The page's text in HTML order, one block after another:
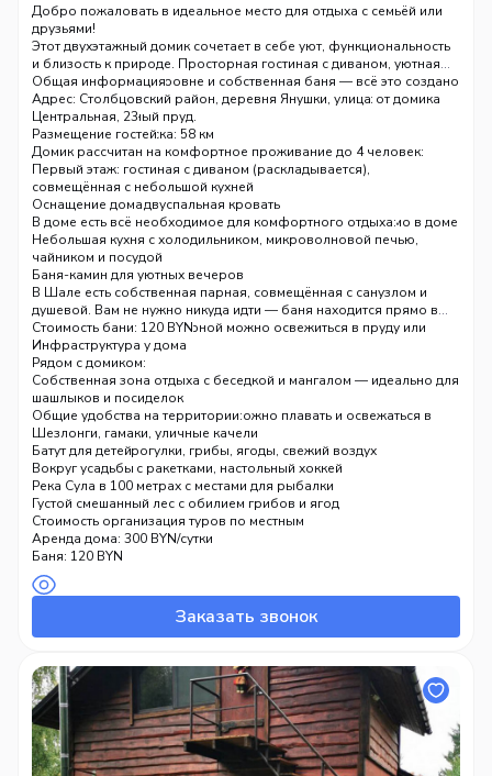
Добро пожаловать в идеальное место для отдыха с семьёй или
друзьями!
Этот двухэтажный домик сочетает в себе уют, функциональность
и близость к природе. Просторная гостиная с диваном, уютная
спальня на втором уровне и собственная баня — всё это создано
для вашего максимального комфорта. А в 20 метрах от домика
вас ждёт купальный пруд.
Общая информация
Адрес: Столбцовский район, деревня Янушки, улица
Центральная, 23
Расстояние от Минска: 58 км
Вместимость: до 4 человек
Стоимость: 300 BYN за домик в сутки
Размещение гостей
Домик рассчитан на комфортное проживание до 4 человек:
Первый этаж: гостиная с диваном (раскладывается),
совмещённая с небольшой кухней
Второй уровень: двуспальная кровать
Санузел, совмещённый с душевой и парной — баня прямо в доме
Оснащение дома
В доме есть всё необходимое для комфортного отдыха:
Небольшая кухня с холодильником, микроволновой печью,
чайником и посудой
Печь-камин для уютных вечеров
Телевизор smart TV (YouTube, просмотр кино онлайн)
Постельное бельё и свежие полотенца
Бесплатный Wi-Fi на всей территории
Баня
В Шале есть собственная парная, совмещённая с санузлом и
душевой. Вам не нужно никуда идти — баня находится прямо в
вашем домике. После парной можно освежиться в пруду или
отдохнуть в беседке.
Стоимость бани: 120 BYN
Инфраструктура у дома
Рядом с домиком:
Собственная зона отдыха с беседкой и мангалом — идеально для
шашлыков и посиделок
Купальный пруд в 20 метрах — можно плавать и освежаться в
любое время
Лес вокруг — прогулки, грибы, ягоды, свежий воздух
Общие удобства на территории:
Шезлонги, гамаки, уличные качели
Батут для детей
Теннисный стол с ракетками, настольный хоккей
Спортивный тренажёр, боксёрская груша
Велосипеды для прогулок (платно)
Вокруг усадьбы
Река Сула в 100 метрах с местами для рыбалки
Густой смешанный лес с обилием грибов и ягод
Возможна организация туров по местным
достопримечательностям
Стоимость
Аренда дома: 300 BYN/сутки
Баня: 120 BYN
Заказать звонок